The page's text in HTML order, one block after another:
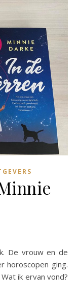
horoscopen ging.
ik ervan vond?